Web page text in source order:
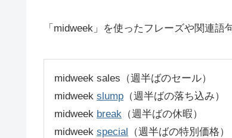
「midweek」を使ったフレーズや関連語
midweek sales（週半ばのセール）
midweek slump （週半ばの落ち込み）
midweek break （週半ばの休暇）
midweek special （週半ばの特別価格）